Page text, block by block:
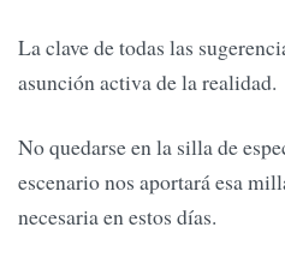
La clave de todas las
asunción activa de la realidad.
No quedarse en la silla de
escenario nos aportará esa
necesaria en estos días.